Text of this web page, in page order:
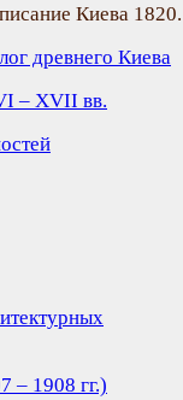
Киева 1820.
древнего Киева
– XVII вв.
– 1908 гг.)